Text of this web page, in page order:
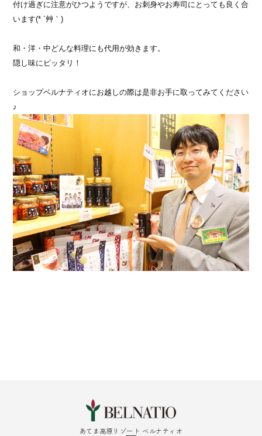
付け過ぎに注意がひつようですが、お刺身やお寿司にとっても良く合
います(* ´艸｀)
和・洋・中どんな料理にも代用が効きます。
隠し味にピッタリ！
ショップベルナティオにお越しの際は是非お手に取ってみてください
♪
あてま高原リゾート ベルナティオ